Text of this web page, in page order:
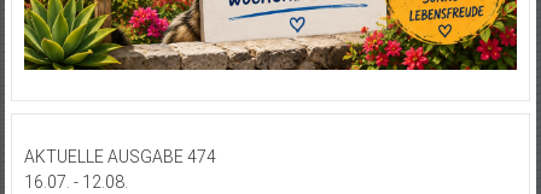
AKTUELLE AUSGABE 474
16.07. - 12.08.